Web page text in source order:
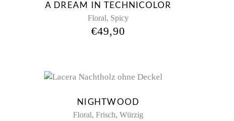
A DREAM IN TECHNICOLOR
Floral, Spicy
€49,90
NIGHTWOOD
Floral,Frisch,Würzig